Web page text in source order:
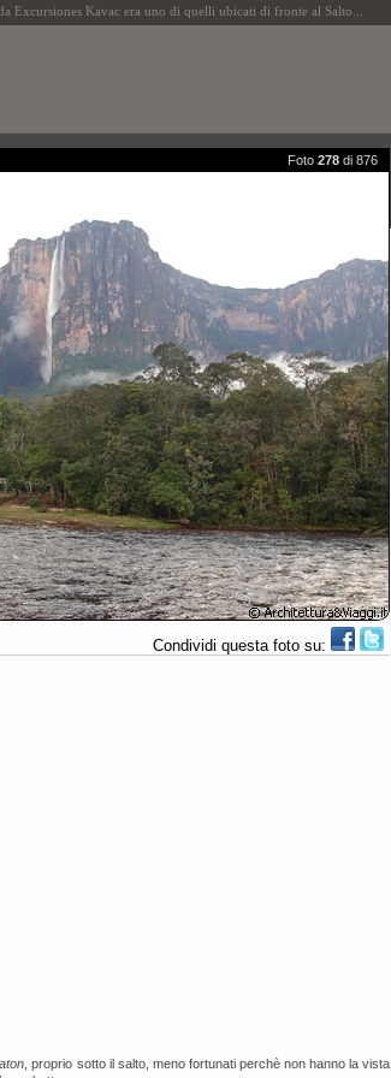
Excursiones Kavac era uno di quelli ubicati di fronte al Salto...
Foto 278 di 876
Condividi questa foto su:
, proprio sotto il salto, meno fortunati perchè non hanno la vista